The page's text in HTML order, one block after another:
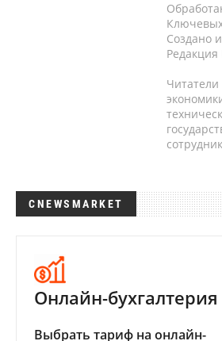
Создано
CNEWSMARKET
Онлайн-бухгалтерия
Выбрать тариф на онлайн-